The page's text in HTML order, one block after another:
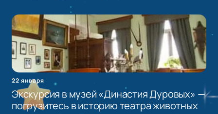
22 января
Экскурсия в музей «Династия Дуровых» —
погрузитесь в историю театра животных